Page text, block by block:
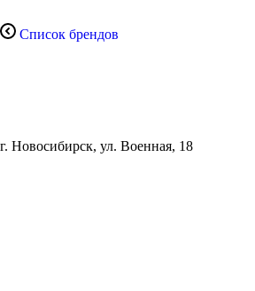
Список брендов
г. Новосибирск, ул. Военная, 18